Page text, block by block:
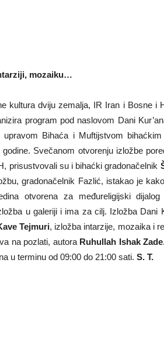
mozaiku…
kultura dviju zemalja, IR Iran i Bosne i
program pod naslovom Dani
Bihaća i Muftijstvom
Svečanom otvorenju izložbe
prisustvovali su i bihaćki gradonačelnik
gradonačelnik Fazlić, istakao je
otvorena za međureligijski
u galeriji i ima za cilj. Izložba Dani
Tejmuri, izložba intarzije, mozaika i
na pozlati, autora Ruhullah Ishak Zade
u terminu od 09:00 do 21:00 sati. S. T.